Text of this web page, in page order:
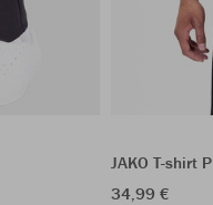
JAKO T-shirt
34,99 €